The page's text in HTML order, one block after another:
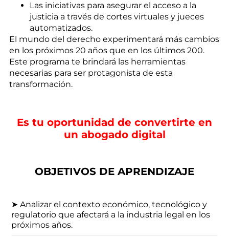
Las iniciativas para asegurar el acceso a la
justicia a través de cortes virtuales y jueces
automatizados.
El mundo del derecho experimentará más cambios
en los próximos 20 años que en los últimos 200.
Este programa te brindará las herramientas
necesarias para ser protagonista de esta
transformación.
Es tu oportunidad de convertirte en
un abogado digital
OBJETIVOS DE APRENDIZAJE
➤ Analizar el contexto económico, tecnológico y
regulatorio que afectará a la industria legal en los
próximos años.